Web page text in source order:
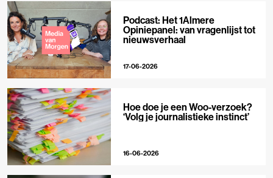
Podcast: Het 1Almere
Opiniepanel: van vragenlijst tot
nieuwsverhaal
17-06-2026
Hoe doe je een Woo-verzoek?
‘Volg je journalistieke instinct’
16-06-2026